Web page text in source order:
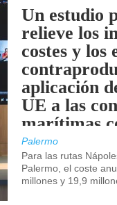
Un estudio
relieve los
costes y los
aplicación
UE a las
marítimas
de Sicilia.
Palermo
Para las rutas
Palermo, el coste
millones y 19,9